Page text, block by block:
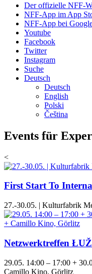
Der offizielle NFF-
NFF-App im App
NFF-App bei
Youtube
Facebook
Twitter
Instagram
Suche
Deutsch
Deutsch
English
Polski
Čeština
Events für
<
First Start To
27.-30.05. | Kulturfabrik
Netzwerktreffen
29.05. 14:00 – 17:00 +
Camillo Kino, Görlitz